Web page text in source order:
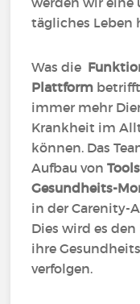
tägliches Leben
Was die
Plattform
immer mehr
Krankheit im
können. Das
Aufbau vonTools
Gesundheits-
in der Carenity-
Dies wird es
ihre
verfolgen.